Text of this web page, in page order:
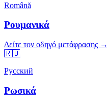
Română
Ρουμανικά
Δείτε τον οδηγό μετάφρασης →
🇷🇺
Русский
Ρωσικά